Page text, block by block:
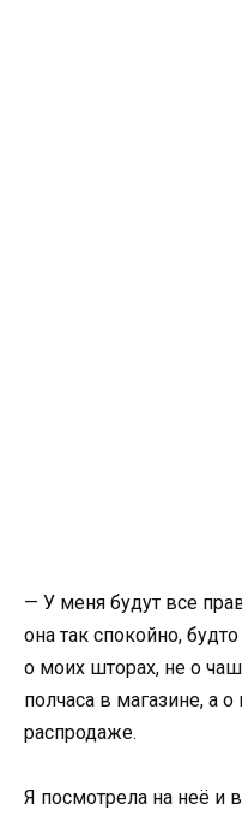
— У меня будут все
она так спокойно,
о моих шторах, не о
полчаса в магазине, а
распродаже.
Я посмотрела на неё и